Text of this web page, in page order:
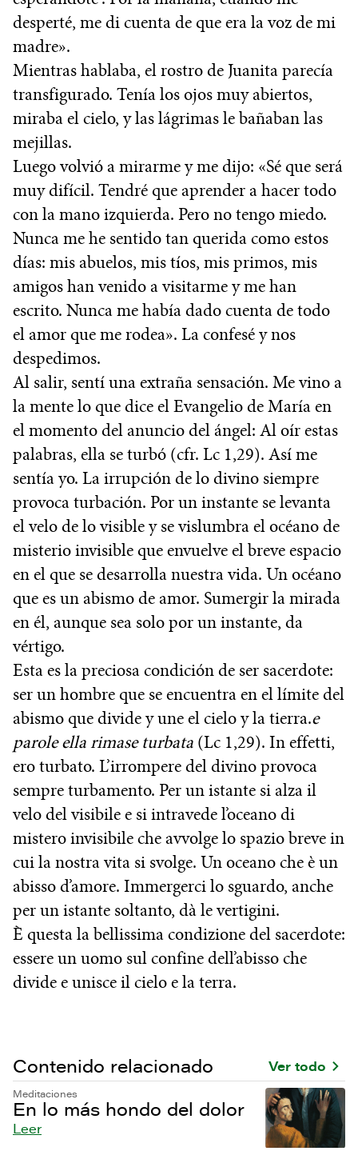
desperté, me di cuenta de que era la voz de mi
madre».
Mientras hablaba, el rostro de Juanita parecía
transfigurado. Tenía los ojos muy abiertos,
miraba el cielo, y las lágrimas le bañaban las
mejillas.
Luego volvió a mirarme y me dijo: «Sé que será
muy difícil. Tendré que aprender a hacer todo
con la mano izquierda. Pero no tengo miedo.
Nunca me he sentido tan querida como estos
días: mis abuelos, mis tíos, mis primos, mis
amigos han venido a visitarme y me han
escrito. Nunca me había dado cuenta de todo
el amor que me rodea». La confesé y nos
despedimos.
Al salir, sentí una extraña sensación. Me vino a
la mente lo que dice el Evangelio de María en
el momento del anuncio del ángel: Al oír estas
palabras, ella se turbó (cfr. Lc 1,29). Así me
sentía yo. La irrupción de lo divino siempre
provoca turbación. Por un instante se levanta
el velo de lo visible y se vislumbra el océano de
misterio invisible que envuelve el breve espacio
en el que se desarrolla nuestra vida. Un océano
que es un abismo de amor. Sumergir la mirada
en él, aunque sea solo por un instante, da
vértigo.
Esta es la preciosa condición de ser sacerdote:
ser un hombre que se encuentra en el límite del
abismo que divide y une el cielo y la tierra.e
parole ella rimase turbata (Lc 1,29). In effetti,
ero turbato. L’irrompere del divino provoca
sempre turbamento. Per un istante si alza il
velo del visibile e si intravede l’oceano di
mistero invisibile che avvolge lo spazio breve in
cui la nostra vita si svolge. Un oceano che è un
abisso d’amore. Immergerci lo sguardo, anche
per un istante soltanto, dà le vertigini.
È questa la bellissima condizione del sacerdote:
essere un uomo sul confine dell’abisso che
divide e unisce il cielo e la terra.
Contenido relacionado Ver todo
Meditaciones
En lo más hondo del dolor
Leer